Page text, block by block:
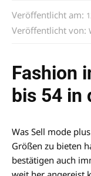
Veröffentlicht am:
Veröffentlicht von:
Fashion
bis 54 in
Was Sell mode
Größen zu bieten
bestätigen auch